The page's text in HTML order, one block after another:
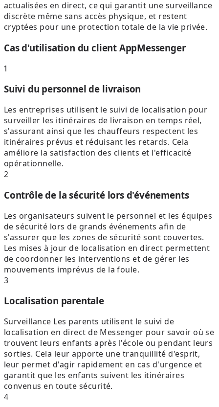
actualisées en direct, ce qui garantit une surveillance
discrète même sans accès physique, et restent
cryptées pour une protection totale de la vie privée.
Cas d'utilisation du client AppMessenger
1
Suivi du personnel de livraison
Les entreprises utilisent le suivi de localisation pour
surveiller les itinéraires de livraison en temps réel,
s'assurant ainsi que les chauffeurs respectent les
itinéraires prévus et réduisant les retards. Cela
améliore la satisfaction des clients et l'efficacité
opérationnelle.
2
Contrôle de la sécurité lors d'événements
Les organisateurs suivent le personnel et les équipes
de sécurité lors de grands événements afin de
s'assurer que les zones de sécurité sont couvertes.
Les mises à jour de localisation en direct permettent
de coordonner les interventions et de gérer les
mouvements imprévus de la foule.
3
Localisation parentale
Surveillance Les parents utilisent le suivi de
localisation en direct de Messenger pour savoir où se
trouvent leurs enfants après l'école ou pendant leurs
sorties. Cela leur apporte une tranquillité d'esprit,
leur permet d'agir rapidement en cas d'urgence et
garantit que les enfants suivent les itinéraires
convenus en toute sécurité.
4